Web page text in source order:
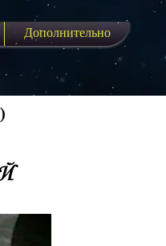
Дополнительно